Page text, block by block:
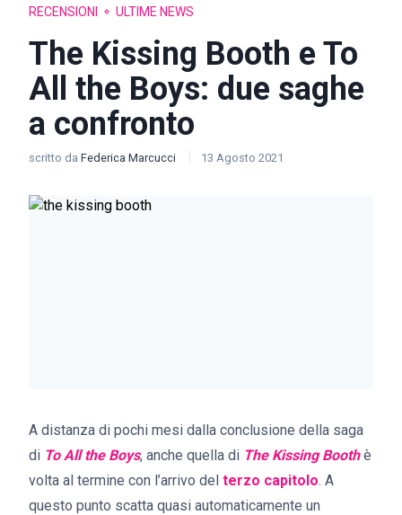
RECENSIONI
ULTIME NEWS
The Kissing Booth e To
All the Boys: due saghe
a confronto
scritto da Federica Marcucci 13 Agosto 2021
A distanza di pochi mesi dalla conclusione della saga
di To All the Boys, anche quella di The Kissing Boothè
volta al termine con l’arrivo del terzo capitolo. A
questo punto scatta quasi automaticamente un